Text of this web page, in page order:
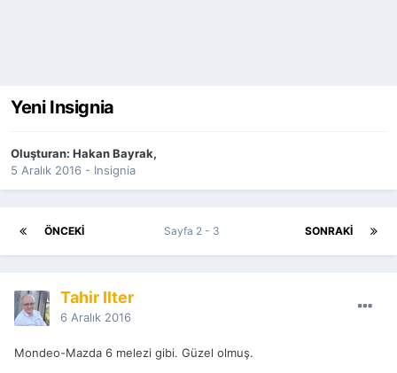
Yeni Insignia
Oluşturan: Hakan Bayrak,
5 Aralık 2016 - Insignia
ÖNCEKI SONRAKI
Sayfa 2 - 3
Tahir İlter
6 Aralık 2016
Mondeo-Mazda 6 melezi gibi. Güzel olmuş.